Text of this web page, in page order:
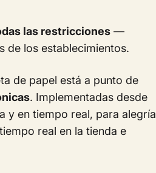
las restricciones —
de los establecimientos.
de papel está a punto de
. Implementadas desde
y en tiempo real, para alegría
real en la tienda e